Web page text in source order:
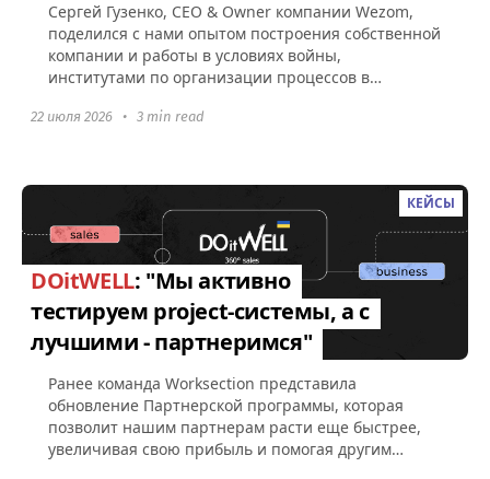
Сергей Гузенко, СEO & Owner компании Wezom,
поделился с нами опытом построения собственной
компании и работы в условиях войны,
институтами по организации процессов в
22 июля 2026 • 3 min read
КЕЙСЫ
DOitWELL: "Мы активно
тестируем project-системы, а с
лучшими - партнеримся"
Ранее команда Worksection представила
обновление Партнерской программы, которая
позволит нашим партнерам расти еще быстрее,
увеличивая свою прибыль и помогая другим